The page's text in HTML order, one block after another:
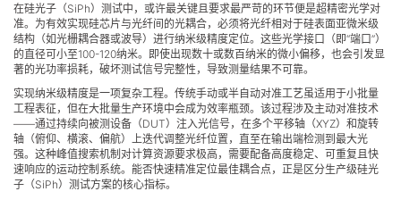
在硅光子（SiPh）测试中，或许最关键且要求最严苛的环节便是超精密光学对
准。为有效实现硅芯片与光纤间的光耦合，必须将光纤相对于硅表面亚微米级
结构（如光栅耦合器或波导）进行纳米级精度定位。这些光学接口（即“端口”）
的直径可小至100-120纳米。即使出现数十或数百纳米的微小偏移，也会引发显
著的光功率损耗，破坏测试信号完整性，导致测量结果不可靠。
实现纳米级精度是一项复杂工程。传统手动或半自动对准工艺虽适用于小批量
工程表征，但在大批量生产环境中会成为效率瓶颈。该过程涉及主动对准技术
——通过持续向被测设备（DUT）注入光信号，在多个平移轴（XYZ）和旋转
轴（俯仰、横滚、偏航）上迭代调整光纤位置，直至在输出端检测到最大光
强。这种峰值搜索机制对计算资源要求极高，需要配备高度稳定、可重复且快
速响应的运动控制系统。能否快速精准定位最佳耦合点，正是区分生产级硅光
子（SiPh）测试方案的核心指标。